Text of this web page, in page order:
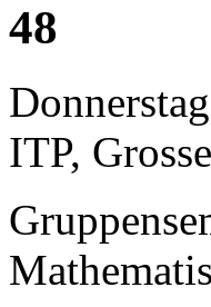
48
ITP,